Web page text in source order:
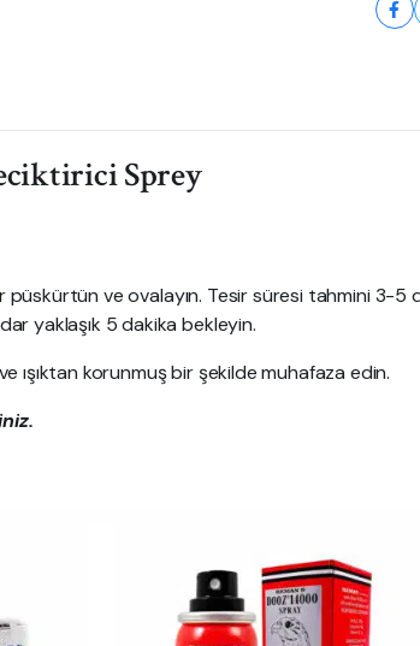
Sprey
püskürtün ve ovalayın. Tesir süresi tahmini 3-5
yaklaşık 5 dakika bekleyin.
ışıktan korunmuş bir şekilde muhafaza edin.